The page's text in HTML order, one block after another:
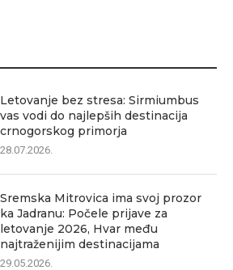
Letovanje bez stresa: Sirmiumbus
vas vodi do najlepših destinacija
crnogorskog primorja
28.07.2026.
Sremska Mitrovica ima svoj prozor
ka Jadranu: Počele prijave za
letovanje 2026, Hvar među
najtraženijim destinacijama
29.05.2026.